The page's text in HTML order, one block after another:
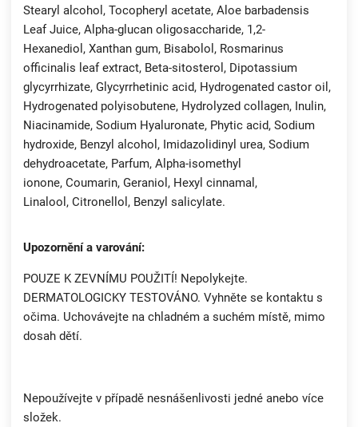
Stearyl alcohol, Tocopheryl acetate, Aloe barbadensis
Leaf Juice, Alpha-glucan oligosaccharide, 1,2-
Hexanediol, Xanthan gum, Bisabolol, Rosmarinus
officinalis leaf extract, Beta-sitosterol, Dipotassium
glycyrrhizate, Glycyrrhetinic acid, Hydrogenated castor oil,
Hydrogenated polyisobutene, Hydrolyzed collagen, Inulin,
Niacinamide, Sodium Hyaluronate, Phytic acid, Sodium
hydroxide, Benzyl alcohol, Imidazolidinyl urea, Sodium
dehydroacetate, Parfum, Alpha-isomethyl
ionone, Coumarin, Geraniol, Hexyl cinnamal,
Linalool, Citronellol, Benzyl salicylate.
Upozornění a varování:
POUZE K ZEVNÍMU POUŽITÍ! Nepolykejte.
DERMATOLOGICKY TESTOVÁNO. Vyhněte se kontaktu s
očima. Uchovávejte na chladném a suchém místě, mimo
dosah dětí.
Nepoužívejte v případě nesnášenlivosti jedné anebo více
složek.